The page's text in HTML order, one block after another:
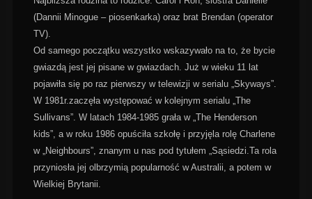
(Dannii Minogue – piosenkarka) oraz brat Brendan (operator
TV).
Od samego początku wszystko wskazywało na to, że bycie
gwiazdą jest jej pisane w gwiazdach. Już w wieku 11 lat
pojawiła się po raz pierwszy w telewizji w serialu „Skyways”.
W 1981r.zaczęła występować w kolejnym serialu „The
Sullivans”. W latach 1984-1985 grała w „The Henderson
kids”, a w roku 1986 opuściła szkołę i przyjęla rolę Charlene
w „Neighbours”, znanym u nas pod tytułem „Sąsiedzi.Ta rola
przyniosła jej olbrzymią popularność w Australii, a potem w
Wielkiej Brytanii.